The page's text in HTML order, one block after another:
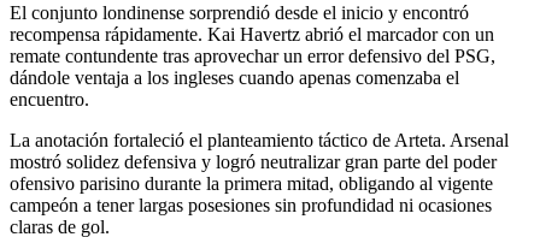
El conjunto londinense sorprendió desde el inicio y encontró
recompensa rápidamente. Kai Havertz abrió el marcador con un
remate contundente tras aprovechar un error defensivo del PSG,
dándole ventaja a los ingleses cuando apenas comenzaba el
encuentro.
La anotación fortaleció el planteamiento táctico de Arteta. Arsenal
mostró solidez defensiva y logró neutralizar gran parte del poder
ofensivo parisino durante la primera mitad, obligando al vigente
campeón a tener largas posesiones sin profundidad ni ocasiones
claras de gol.